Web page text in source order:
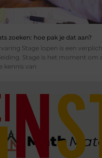
zoeken: hoe pak je dat aan?
Stage lopen is een
Stage is het moment om
kennis van